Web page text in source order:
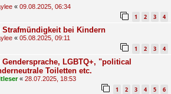
« 09.08.2025, 06:34
1 2 3 4
Strafmündigkeit bei Kindern
« 05.08.2025, 09:11
1 2 3 4
LGBTQ+, "political
Toiletten etc.
« 28.07.2025, 18:53
1 2 3 4 5 6